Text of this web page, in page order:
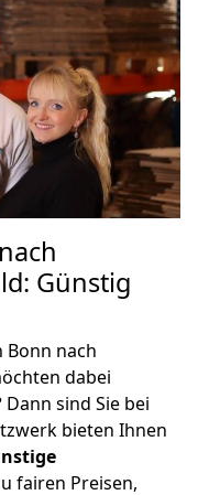
Günstig
Bonn nach
dabei
Dann sind Sie bei
bieten Ihnen
fairen Preisen,